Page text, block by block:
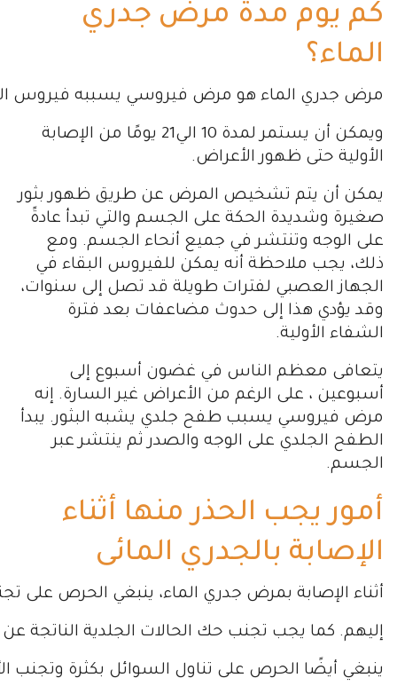
كم يوم مدة مرض جدري
الماء؟
مرض جدري الماء هو مرض فيروسي يسببه فيروس
ويمكن أن يستمر لمدة 10 الي21 يومًا من الإصابة
الأولية حتى ظهور الأعراض.
يمكن أن يتم تشخيص المرض عن طريق ظهور بثور
صغيرة وشديدة الحكة على الجسم والتي تبدأ عادةً
على الوجه وتنتشر في جميع أنحاء الجسم. ومع
ذلك، يجب ملاحظة أنه يمكن للفيروس البقاء في
الجهاز العصبي لفترات طويلة قد تصل إلى سنوات،
وقد يؤدي هذا إلى حدوث مضاعفات بعد فترة
الشفاء الأولية.
يتعافى معظم الناس في غضون أسبوع إلى
أسبوعين ، على الرغم من الأعراض غير السارة. إنه
مرض فيروسي يسبب طفح جلدي يشبه البثور. يبدأ
الطفح الجلدي على الوجه والصدر ثم ينتشر عبر
الجسم.
أمور يجب الحذر منها أثناء
الإصابة بالجدري المائى
أثناء الإصابة بمرض جدري الماء، ينبغي الحرص على
إليهم. كما يجب تجنب حك الحالات الجلدية الناتجة
ينبغي أيضًا الحرص على تناول السوائل بكثرة وتجنب